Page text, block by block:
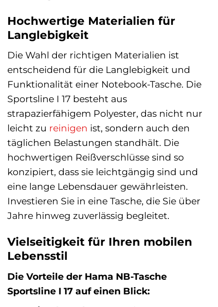
Hochwertige Materialien für
Langlebigkeit
Die Wahl der richtigen Materialien ist
entscheidend für die Langlebigkeit und
Funktionalität einer Notebook-Tasche. Die
Sportsline I 17 besteht aus
strapazierfähigem Polyester, das nicht nur
leicht zu reinigen ist, sondern auch den
täglichen Belastungen standhält. Die
hochwertigen Reißverschlüsse sind so
konzipiert, dass sie leichtgängig sind und
eine lange Lebensdauer gewährleisten.
Investieren Sie in eine Tasche, die Sie über
Jahre hinweg zuverlässig begleitet.
Vielseitigkeit für Ihren mobilen
Lebensstil
Die Vorteile der Hama NB-Tasche
Sportsline I 17 auf einen Blick: